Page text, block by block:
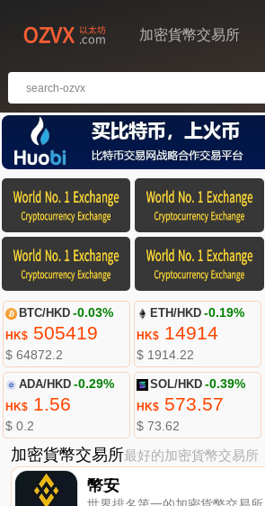
加密貨幣交易所
BTC/HKD -0.03%
HK$505419
$ 64872.2
ETH/HKD -0.19%
HK$ 14914
$ 1914.22
ADA/HKD -0.29%
HK$1.56
$ 0.2
SOL/HKD -0.39%
HK$ 573.57
$ 73.62
加密貨幣交易所最好的加密貨幣交易所
幣安